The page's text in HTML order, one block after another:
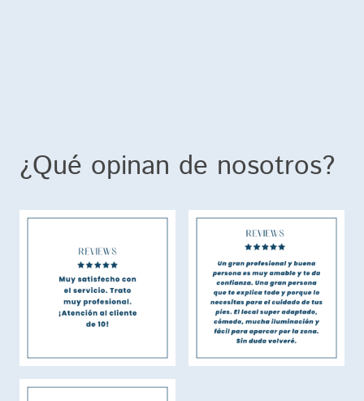
¿Qué opinan de nosotros?